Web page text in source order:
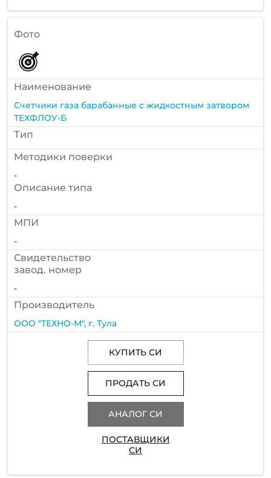
Фото
Наименование
Счетчики газа барабанные с жидкостным затвором
ТЕХФЛОУ-Б
Тип
Методики поверки
-
Описание типа
-
МПИ
-
Cвидетельство
завод. номер
-
Производитель
ООО "ТЕХНО-М", г. Тула
КУПИТЬ СИ
ПРОДАТЬ СИ
АНАЛОГ СИ
ПОСТАВЩИКИ
СИ